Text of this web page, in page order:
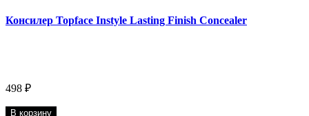
Консилер Topface Instyle Lasting Finish Concealer
498 ₽
В корзину